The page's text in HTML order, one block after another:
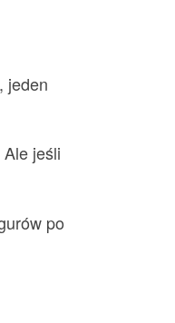
jeden
jeśli
po